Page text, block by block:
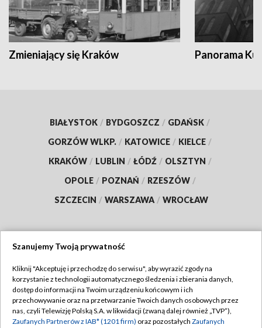
Zmieniający się Kraków Panorama
BIAŁYSTOK / BYDGOSZCZ / GDAŃSK /
GORZÓW WLKP. / KATOWICE / KIELCE /
KRAKÓW / LUBLIN / ŁÓDŹ / OLSZTYN /
OPOLE / POZNAŃ / RZESZÓW /
SZCZECIN / WARSZAWA / WROCŁAW
TVP
Abonament TVP
Emisja w TVP
Regulamin TVP
Polityka prywatności
Szanujemy Twoją prywatność
Kliknij "Akceptuję i przechodzę do serwisu", aby wyrazić zgody na
korzystanie z technologii automatycznego śledzenia i zbierania danych,
dostęp do informacji na Twoim urządzeniu końcowym i ich
przechowywanie oraz na przetwarzanie Twoich danych osobowych przez
nas, czyli Telewizję Polską S.A. w likwidacji (zwaną dalej również „TVP”),
Zaufanych Partnerów z IAB* (1201 firm) oraz pozostałych Zaufanych